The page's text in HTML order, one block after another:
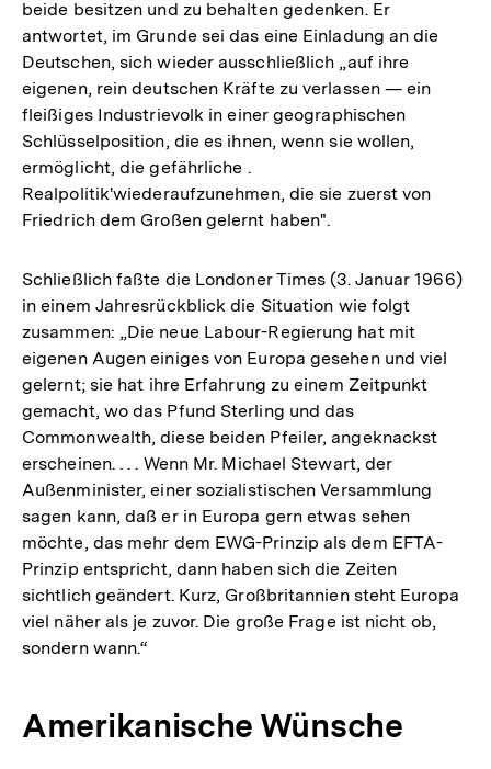
beide besitzen und zu behalten gedenken. Er
antwortet, im Grunde sei das eine Einladung an die
Deutschen, sich wieder ausschließlich „auf ihre
eigenen, rein deutschen Kräfte zu verlassen — ein
fleißiges Industrievolk in einer geographischen
Schlüsselposition, die es ihnen, wenn sie wollen,
ermöglicht, die gefährliche .
Realpolitik'wiederaufzunehmen, die sie zuerst von
Friedrich dem Großen gelernt haben".
Schließlich faßte die Londoner Times (3. Januar 1966)
in einem Jahresrückblick die Situation wie folgt
zusammen: „Die neue Labour-Regierung hat mit
eigenen Augen einiges von Europa gesehen und viel
gelernt; sie hat ihre Erfahrung zu einem Zeitpunkt
gemacht, wo das Pfund Sterling und das
Commonwealth, diese beiden Pfeiler, angeknackst
erscheinen. . . . Wenn Mr. Michael Stewart, der
Außenminister, einer sozialistischen Versammlung
sagen kann, daß er in Europa gern etwas sehen
möchte, das mehr dem EWG-Prinzip als dem EFTA-
Prinzip entspricht, dann haben sich die Zeiten
sichtlich geändert. Kurz, Großbritannien steht Europa
viel näher als je zuvor. Die große Frage ist nicht ob,
sondern wann.“
Amerikanische Wünsche